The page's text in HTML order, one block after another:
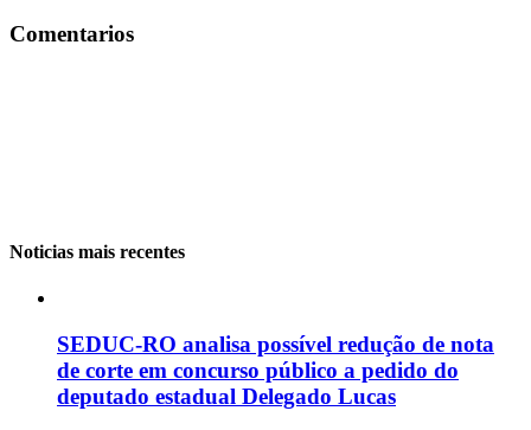
Comentarios
Noticias mais recentes
SEDUC-RO analisa possível redução de nota
de corte em concurso público a pedido do
deputado estadual Delegado Lucas